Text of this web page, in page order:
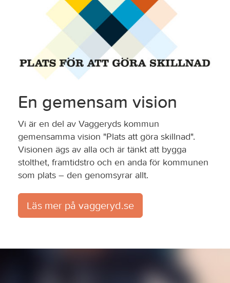
En gemensam vision
Vi är en del av Vaggeryds kommun
gemensamma vision "Plats att göra skillnad".
Visionen ägs av alla och är tänkt att bygga
stolthet, framtidstro och en anda för kommunen
som plats – den genomsyrar allt.
Läs mer på vaggeryd.se